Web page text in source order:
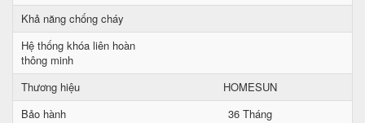
Khả năng chống cháy
Hệ thống khóa liên hoàn
thông minh
Thương hiệu
HOMESUN
Bảo hành
36 Tháng